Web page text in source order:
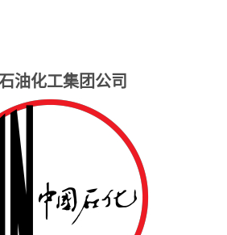
油化工集团公司